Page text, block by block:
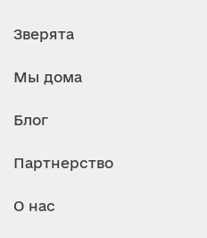
Зверята
Мы дома
Блог
Партнерство
О нас